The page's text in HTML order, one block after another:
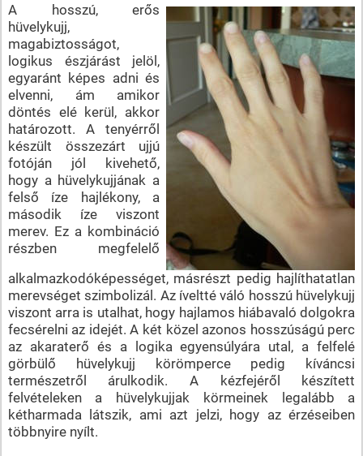
A hosszú, erős
hüvelykujj,
magabiztosságot,
logikus észjárást jelöl,
egyaránt képes adni és
elvenni, ám amikor
döntés elé kerül, akkor
határozott. A tenyérről
készült összezárt ujjú
fotóján jól kivehető,
hogy a hüvelykujjának a
felső íze hajlékony, a
második íze viszont
merev. Ez a kombináció
részben megfelelő
alkalmazkodóképességet, másrészt pedig hajlíthatatlan
merevséget szimbolizál. Az íveltté váló hosszú hüvelykujj
viszont arra is utalhat, hogy hajlamos hiábavaló dolgokra
fecsérelni az idejét. A két közel azonos hosszúságú perc
az akaraterő és a logika egyensúlyára utal, a felfelé
görbülő hüvelykujj körömperce pedig kíváncsi
természetről árulkodik. A kézfejéről készített
felvételeken a hüvelykujjak körmeinek legalább a
kétharmada látszik, ami azt jelzi, hogy az érzéseiben
többnyire nyílt.